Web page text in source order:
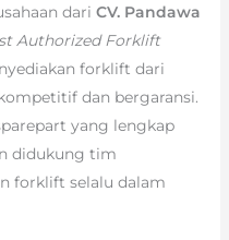
dari CV. Pandawa
Authorized Forklift
forklift dari
dan bergaransi.
yang lengkap
didukung tim
forklift selalu dalam